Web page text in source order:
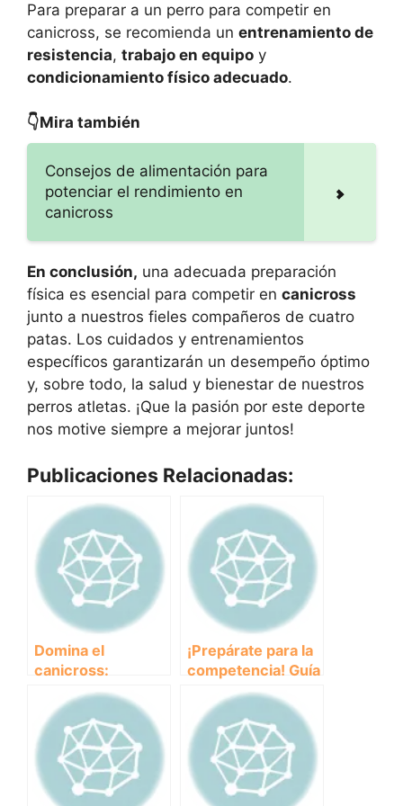
Para preparar a un perro para competir en
canicross, se recomienda un entrenamiento de
resistencia, trabajo en equipo y
condicionamiento físico adecuado.
👇Mira también
Consejos de alimentación para
potenciar el rendimiento en
canicross
En conclusión, una adecuada preparación
física es esencial para competir en canicross
junto a nuestros fieles compañeros de cuatro
patas. Los cuidados y entrenamientos
específicos garantizarán un desempeño óptimo
y, sobre todo, la salud y bienestar de nuestros
perros atletas. ¡Que la pasión por este deporte
nos motive siempre a mejorar juntos!
Publicaciones Relacionadas:
Domina el
canicross:
consejos para
competir como un
profesional
¡Prepárate para la
competencia! Guía
de entrenamiento
para dominar el
canicross